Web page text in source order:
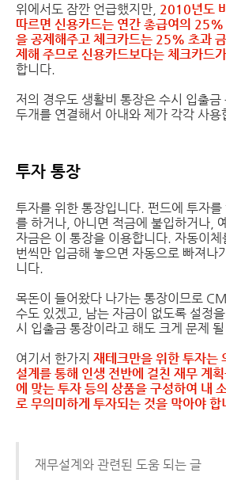
위에서도 잠깐 언급했지만, 2010년도
따르면 신용카드는 연간 총급여의
을 공제해주고 체크카드는 25% 초과
제해 주므로 신용카드보다는 체크카드
합니다.
저의 경우도 생활비 통장은 수시 입출
두개를 연결해서 아내와 제가 각각 사용
투자 통장
투자를 위한 통장입니다. 펀드에 투자
를 하거나, 아니면 적금에 불입하거나,
자금은 이 통장을 이용합니다. 자동이
번씩만 입금해 놓으면 자동으로 빠져나
니다.
목돈이 들어왔다 나가는 통장이므로
수도 있겠고, 남는 자금이 없도록 설정
시 입출금 통장이라고 해도 크게 문제
여기서 한가지 재테크만을 위한 투자는
설계를 통해 인생 전반에 걸친 재무 계
에 맞는 투자 등의 상품을 구성하여 내
로 무의미하게 투자되는 것을 막아야 합
재무설계와 관련된 도움 되는 글